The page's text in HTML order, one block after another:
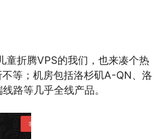
童折腾VPS的我们，也来凑个热
等；机房包括洛杉矶A-QN、洛
路等几乎全线产品。